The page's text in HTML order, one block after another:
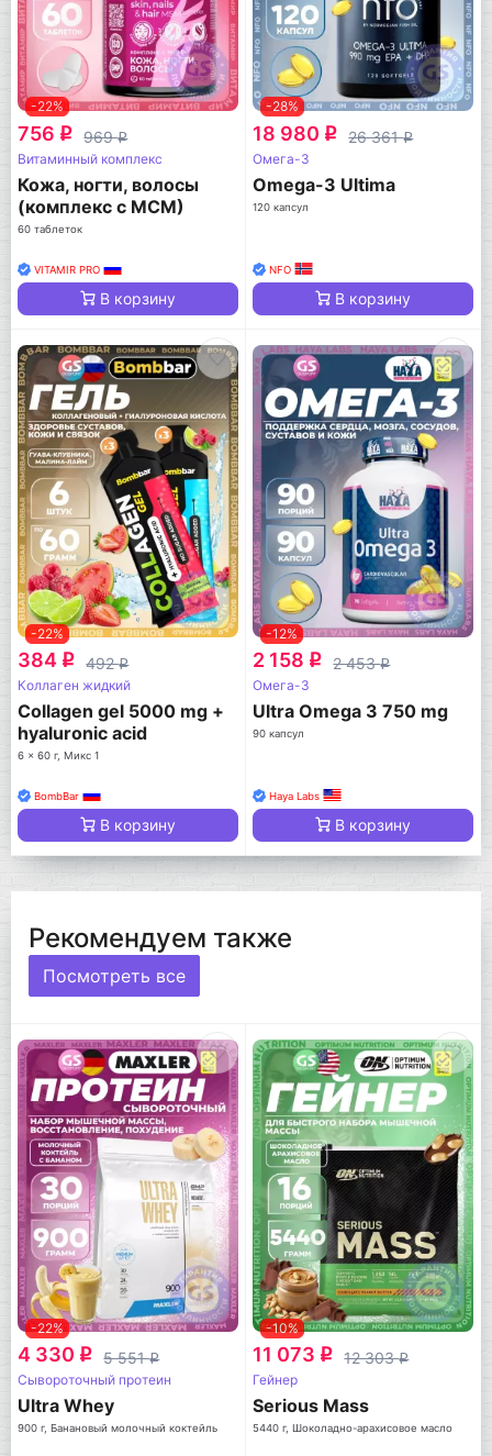
-22%
756 q 969q
Витаминный комплекс
Кожа, ногти, волосы
(комплекс с МСМ)
60 таблеток
VITAMIR PRO
В корзину
-28%
18 980 q 26 361q
Омега-3
Omega-3 Ultima
120 капсул
NFO
В корзину
-22%
384 q 492q
Коллаген жидкий
Collagen gel 5000 mg +
hyaluronic acid
6 x 60 г, Микс 1
BombBar
В корзину
-12%
2 158 q 2 453q
Омега-3
Ultra Omega 3 750 mg
90 капсул
Haya Labs
В корзину
Рекомендуем также
Посмотреть все
-22%
4 330 q 5 551q
Сывороточный протеин
Ultra Whey
900 г, Банановый молочный коктейль
-10%
11 073 q 12 303q
Гейнер
Serious Mass
5440 г, Шоколадно-арахисовое масло